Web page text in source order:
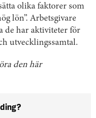
olika faktorer som
lön”. Arbetsgivare
de har aktiviteter för
utvecklingssamtal.
den här